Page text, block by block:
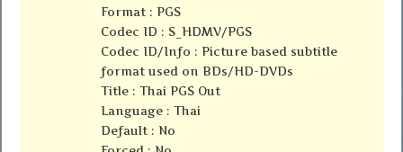
Format : PGS
Codec ID : S_HDMV/PGS
Codec ID/Info : Picture based subtitle
format used on BDs/HD-DVDs
Title : Thai PGS Out
Language : Thai
Default : No